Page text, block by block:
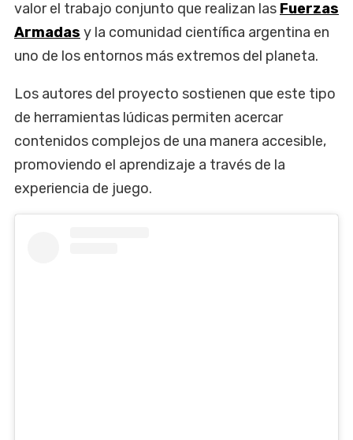
valor el trabajo conjunto que realizan las Fuerzas
Armadas y la comunidad científica argentina en
uno de los entornos más extremos del planeta.
Los autores del proyecto sostienen que este tipo
de herramientas lúdicas permiten acercar
contenidos complejos de una manera accesible,
promoviendo el aprendizaje a través de la
experiencia de juego.